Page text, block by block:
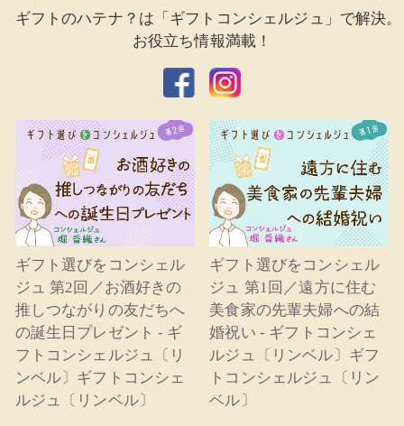
ギフトのハテナ？は「ギフトコンシェルジュ」で解決。
お役立ち情報満載！
ギフト選びをコンシェル
ジュ 第2回／お酒好きの
推しつながりの友だちへ
の誕生日プレゼント - ギ
フトコンシェルジュ〔リ
ンベル〕ギフトコンシェ
ルジュ〔リンベル〕
ギフト選びをコンシェル
ジュ 第1回／遠方に住む
美食家の先輩夫婦への結
婚祝い - ギフトコンシェ
ルジュ〔リンベル〕ギフ
トコンシェルジュ〔リン
ベル〕